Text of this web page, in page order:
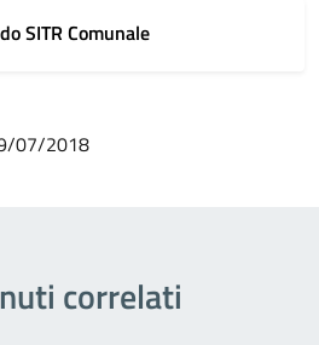
SITR Comunale
07/2018
correlati